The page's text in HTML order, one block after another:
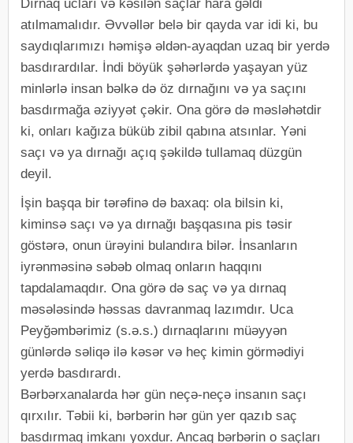
Dırnaq ucları və kəsilən saçlar hara gəldi
atılmamalıdır. Əvvəllər belə bir qayda var idi ki, bu
saydıqlarımızı həmişə əldən-ayaqdan uzaq bir yerdə
basdırardılar. İndi böyük şəhərlərdə yaşayan yüz
minlərlə insan bəlkə də öz dırnağını və ya saçını
basdırmağa əziyyət çəkir. Ona görə də məsləhətdir
ki, onları kağıza büküb zibil qabına atsınlar. Yəni
saçı və ya dırnağı açıq şəkildə tullamaq düzgün
deyil.
İşin başqa bir tərəfinə də baxaq: ola bilsin ki,
kiminsə saçı və ya dırnağı başqasına pis təsir
göstərə, onun ürəyini bulandıra bilər. İnsanların
iyrənməsinə səbəb olmaq onların haqqını
tapdalamaqdır. Ona görə də saç və ya dırnaq
məsələsində həssas davranmaq lazımdır. Uca
Peyğəmbərimiz (s.ə.s.) dırnaqlarını müəyyən
günlərdə səliqə ilə kəsər və heç kimin görmədiyi
yerdə basdırardı.
Bərbərxanalarda hər gün neçə-neçə insanın saçı
qırxılır. Təbii ki, bərbərin hər gün yer qazıb saç
basdırmaq imkanı yoxdur. Ancaq bərbərin o saçları